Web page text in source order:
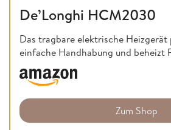
De’Longhi HCM2030
Das tragbare elektrische
einfache Handhabung und beheizt
Zum Shop